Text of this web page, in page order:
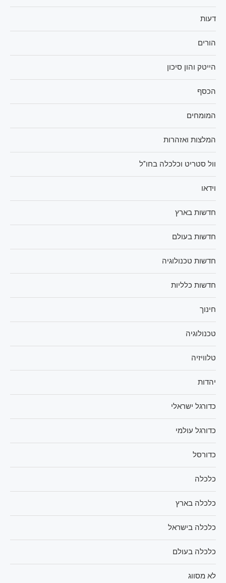
דעות
הורים
הייטק והון סיכון
הכסף
המומחים
המלצות ואזהרות
וול סטריט וכלכלה בחו"ל
וידאו
חדשות בארץ
חדשות בעולם
חדשות טכנולוגיה
חדשות כלליות
חינוך
טכנולוגיה
טלוויזיה
יהדות
כדורגל ישראלי
כדורגל עולמי
כדורסל
כלכלה
כלכלה בארץ
כלכלה בישראל
כלכלה בעולם
לא מסווג